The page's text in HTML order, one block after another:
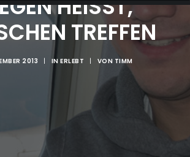
HEISST, M
TREFFEN
2013 | INERLEBT | VON TIMM